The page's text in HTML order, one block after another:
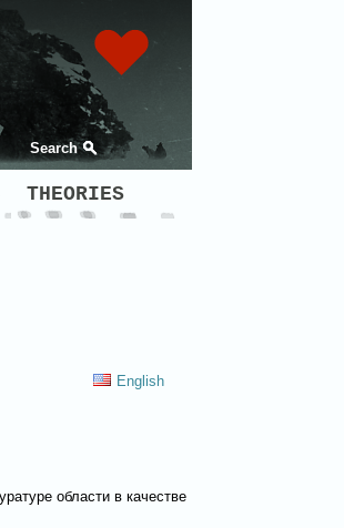
Search
THEORIES
English
области в качестве